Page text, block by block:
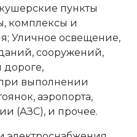
пункты
комплексы и
Уличное освещение,
сооружений,
дороге,
выполнении
аэропорта,
(АЗС), и прочее.